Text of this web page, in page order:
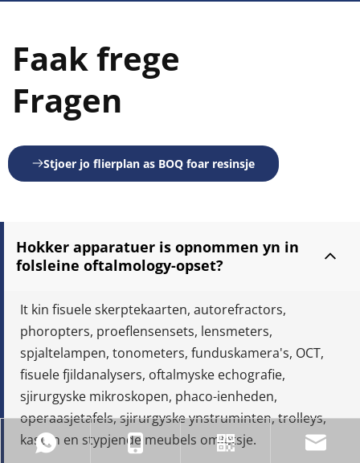
Faak frege
Fragen
Stjoer jo flierplan as BOQ foar resinsje
Hokker apparatuer is opnommen yn in
folsleine oftalmology-opset?
It kin fisuele skerptekaarten, autorefractors,
phoropters, proeflensensets, lensmeters,
spjaltelampen, tonometers, funduskamera's, OCT,
fisuele fjildanalysers, oftalmyske echografie,
sjirurgyske mikroskopen, phaco-ienheden,
operaasjetafels, sjirurgyske ynstruminten, trolleys,
kasten en stypjende meubels omfetsje.